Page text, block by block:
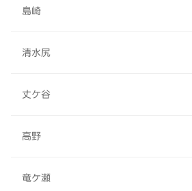
島崎
清水尻
丈ケ谷
高野
竜ケ瀬